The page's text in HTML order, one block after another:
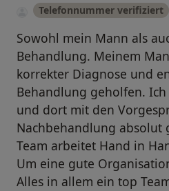
Telefonnummer verifiziert
Sowohl mein Mann als
Behandlung. Meinem
korrekter Diagnose und
Behandlung geholfen. Ich
und dort mit den
Nachbehandlung absolut
Team arbeitet Hand in
Um eine gute
Alles in allem ein top